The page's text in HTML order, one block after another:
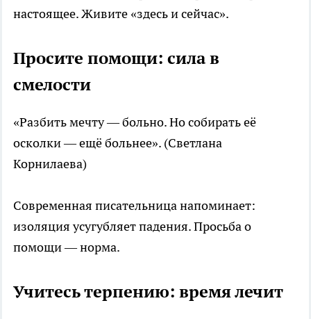
настоящее. Живите «здесь и сейчас».
Просите помощи: сила в
смелости
«Разбить мечту — больно. Но собирать её
осколки — ещё больнее». (Светлана
Корнилаева)
Современная писательница напоминает:
изоляция усугубляет падения. Просьба о
помощи — норма.
Учитесь терпению: время лечит